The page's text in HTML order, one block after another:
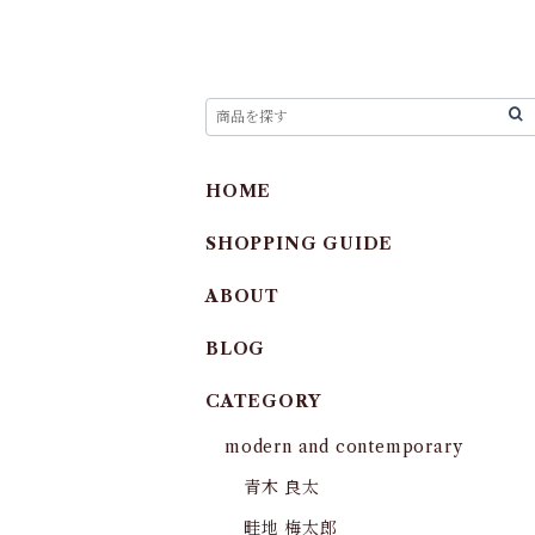
HOME
SHOPPING GUIDE
ABOUT
BLOG
CATEGORY
modern and contemporary
青木 良太
畦地 梅太郎